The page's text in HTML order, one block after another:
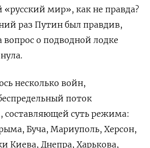
«русский мир», как не правда?
раз Путин был правдив,
вопрос о подводной лодке
несколько войн,
поток
суть режима:
Буча, Мариуполь, Херсон,
Киева, Днепра, Харькова,